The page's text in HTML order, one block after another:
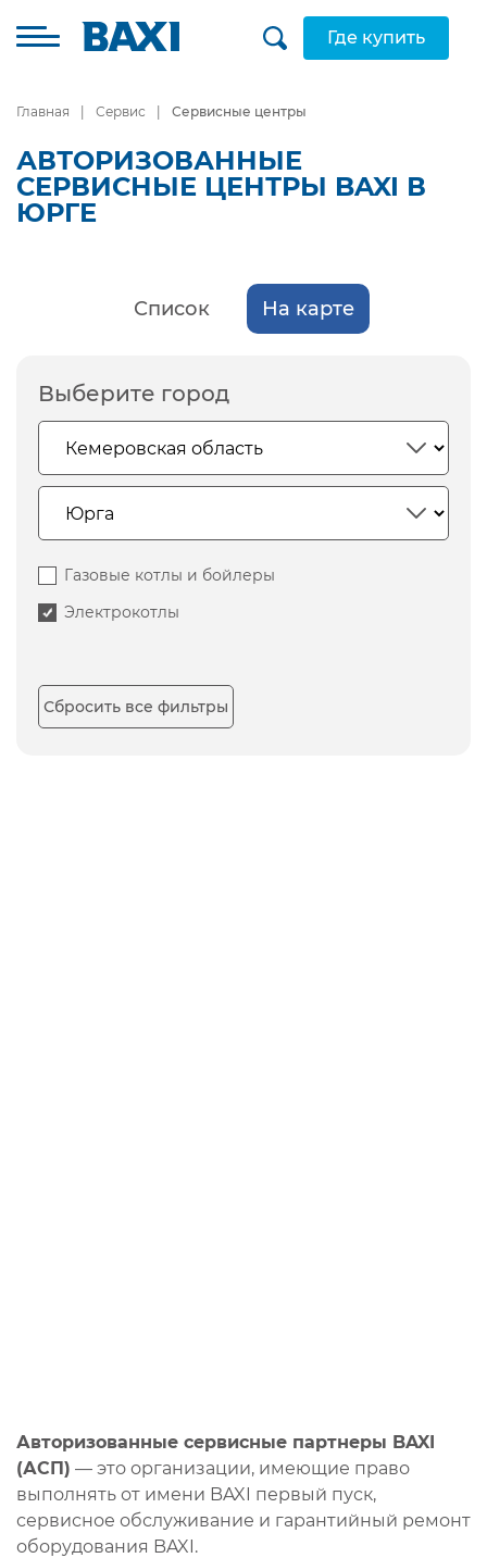
Где купить
Главная Сервис Сервисные центры
АВТОРИЗОВАННЫЕ
СЕРВИСНЫЕ ЦЕНТРЫ BAXI В
ЮРГЕ
Список На карте
Выберите город
Газовые котлы и бойлеры
Электрокотлы
Сбросить все фильтры
Авторизованные сервисные партнеры BAXI
(АСП) — это организации, имеющие право
выполнять от имени BAXI первый пуск,
сервисное обслуживание и гарантийный ремонт
оборудования BAXI.